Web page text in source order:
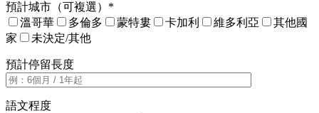
預計城市（可複選）*
溫哥華
多倫多 蒙特婁 卡加利 維多利亞
其他國
家
未決定/其他
預計停留長度
語文程度